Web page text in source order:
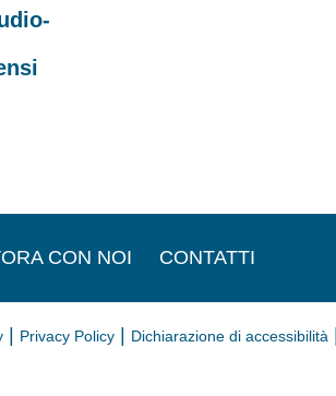
CON NOI CONTATTI
Privacy Policy Dichiarazione di accessibilità